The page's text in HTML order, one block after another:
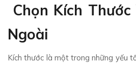
Chọn Kích
Ngoài
Kích thước là một trong những yếu